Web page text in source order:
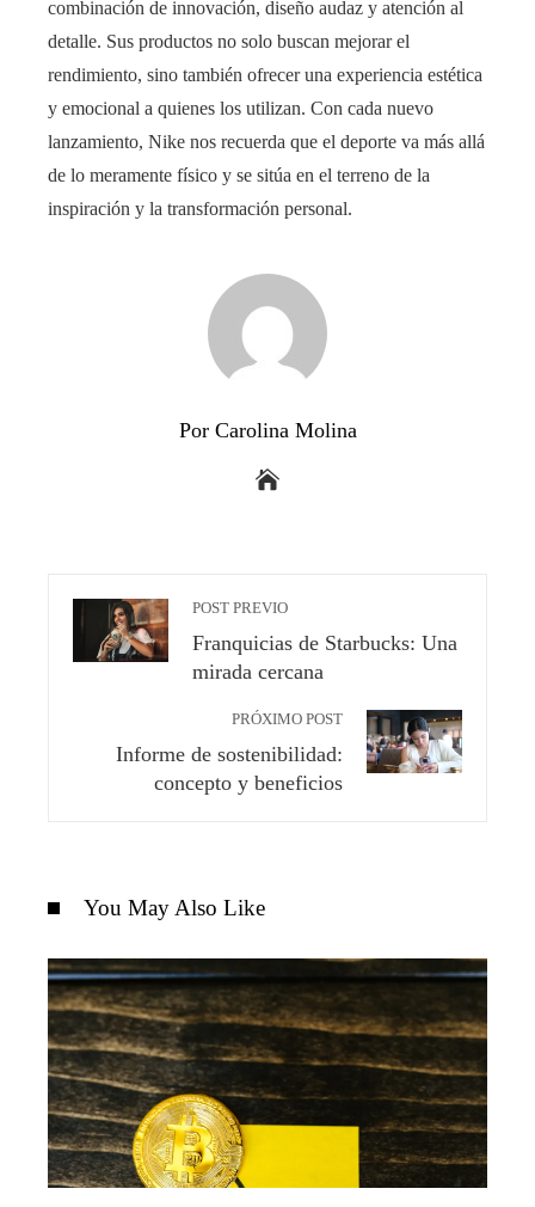
combinación de innovación, diseño audaz y atención al
detalle. Sus productos no solo buscan mejorar el
rendimiento, sino también ofrecer una experiencia estética
y emocional a quienes los utilizan. Con cada nuevo
lanzamiento, Nike nos recuerda que el deporte va más allá
de lo meramente físico y se sitúa en el terreno de la
inspiración y la transformación personal.
Por Carolina Molina
POST PREVIO
Franquicias de Starbucks: Una
mirada cercana
PRÓXIMO POST
Informe de sostenibilidad:
concepto y beneficios
You May Also Like